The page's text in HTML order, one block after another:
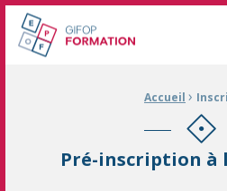
GIFOP Formation Centre de
Accueil ›
Pré-inscription